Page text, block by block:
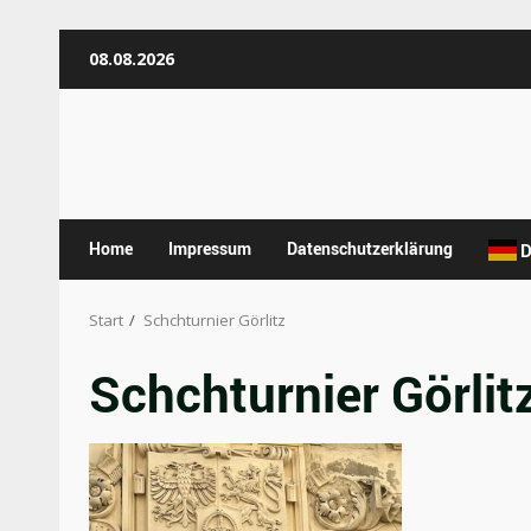
Inhalt08.08.2026
Home Impressum Datenschutzerklärung
Start Schchturnier Görlitz
Schchturnier